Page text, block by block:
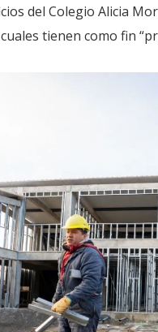
del Colegio Alicia
tienen como fin